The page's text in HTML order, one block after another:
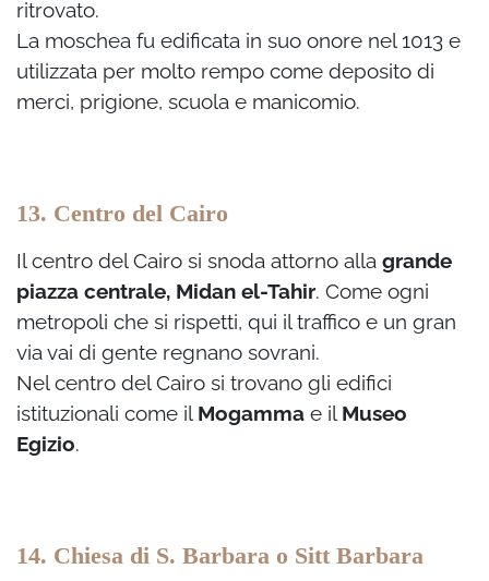
ritrovato.
La moschea fu edificata in suo onore nel 1013 e
utilizzata per molto rempo come deposito di
merci, prigione, scuola e manicomio.
13. Centro del Cairo
Il centro del Cairo si snoda attorno alla grande
piazza centrale, Midan el-Tahir. Come ogni
metropoli che si rispetti, qui il traffico e un gran
via vai di gente regnano sovrani.
Nel centro del Cairo si trovano gli edifici
istituzionali come il Mogamma e il Museo
Egizio.
14. Chiesa di S. Barbara o Sitt Barbara